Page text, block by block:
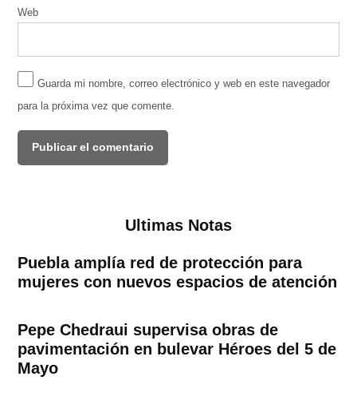
Web
Guarda mi nombre, correo electrónico y web en este navegador
para la próxima vez que comente.
Ultimas Notas
Puebla amplía red de protección para
mujeres con nuevos espacios de atención
Pepe Chedraui supervisa obras de
pavimentación en bulevar Héroes del 5 de
Mayo